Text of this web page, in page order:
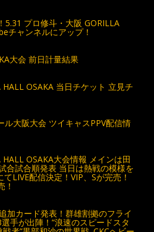
5.31 プロ修斗・大阪 GORILLA
チャンネルにアップ！
大会 前日計量結果
OSAKA 当日チケット 立見チ
ル大阪大会 ツイキャスPPV配信情
OSAKA大会情報 メインは田
合試合順発表 当日は熱戦の模様を
LIVE配信決定！VIP、Sが完売！
！
加カード発表！群雄割拠のフライ
手が出陣！“浪速のスピードスタ